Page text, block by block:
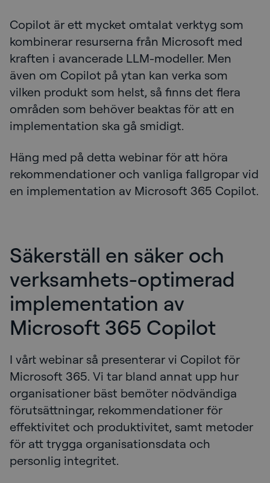
Copilot är ett mycket omtalat verktyg som
kombinerar resurserna från Microsoft med
kraften i avancerade LLM-modeller. Men
även om Copilot på ytan kan verka som
vilken produkt som helst, så finns det flera
områden som behöver beaktas för att en
implementation ska gå smidigt.
Häng med på detta webinar för att höra
rekommendationer och vanliga fallgropar vid
en implementation av Microsoft 365 Copilot.
Säkerställ en säker och
verksamhets-optimerad
implementation av
Microsoft 365 Copilot
I vårt webinar så presenterar vi Copilot för
Microsoft 365. Vi tar bland annat upp hur
organisationer bäst bemöter nödvändiga
förutsättningar, rekommendationer för
effektivitet och produktivitet, samt metoder
för att trygga organisationsdata och
personlig integritet.